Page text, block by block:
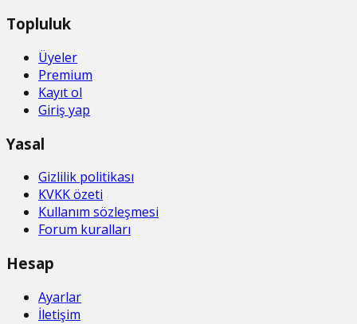
Topluluk
Üyeler
Premium
Kayıt ol
Giriş yap
Yasal
Gizlilik politikası
KVKK özeti
Kullanım sözleşmesi
Forum kuralları
Hesap
Ayarlar
İletişim